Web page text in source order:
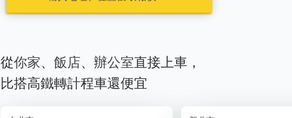
從你家、 飯店、 辦公室直接上車，
比搭高鐵轉計程車還便宜